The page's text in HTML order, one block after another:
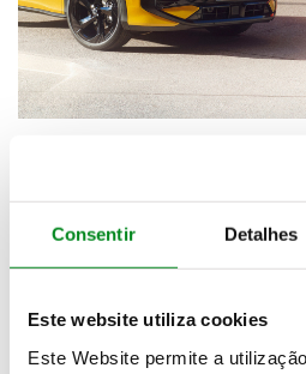
Consentir Detalhes
Este website utiliza cookies
Este Website permite a